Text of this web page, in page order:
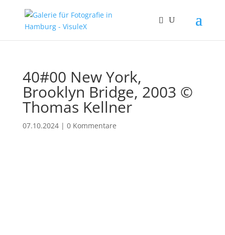
40#00 New York,
Brooklyn Bridge, 2003 ©
Thomas Kellner
07.10.2024| 0 Kommentare